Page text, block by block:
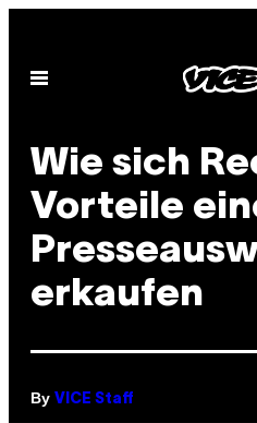
content
Open
Wie sich
Vorteile
erkaufen
By VICE Staff